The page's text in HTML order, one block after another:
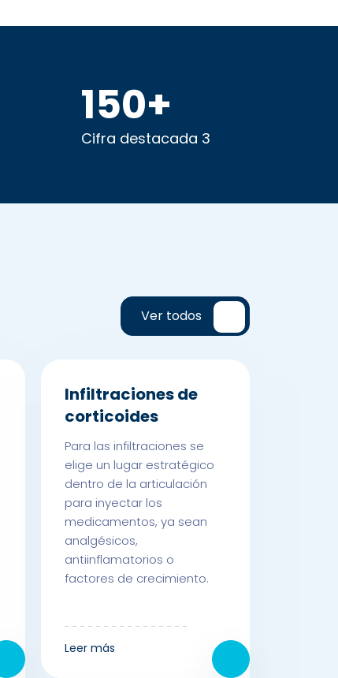
150+
Cifra destacada 3
Ver todos
Infiltraciones de
corticoides
Para las infiltraciones se
elige un lugar estratégico
dentro de la articulación
para inyectar los
medicamentos, ya sean
analgésicos,
antiinflamatorios o
factores de crecimiento.
Leer más